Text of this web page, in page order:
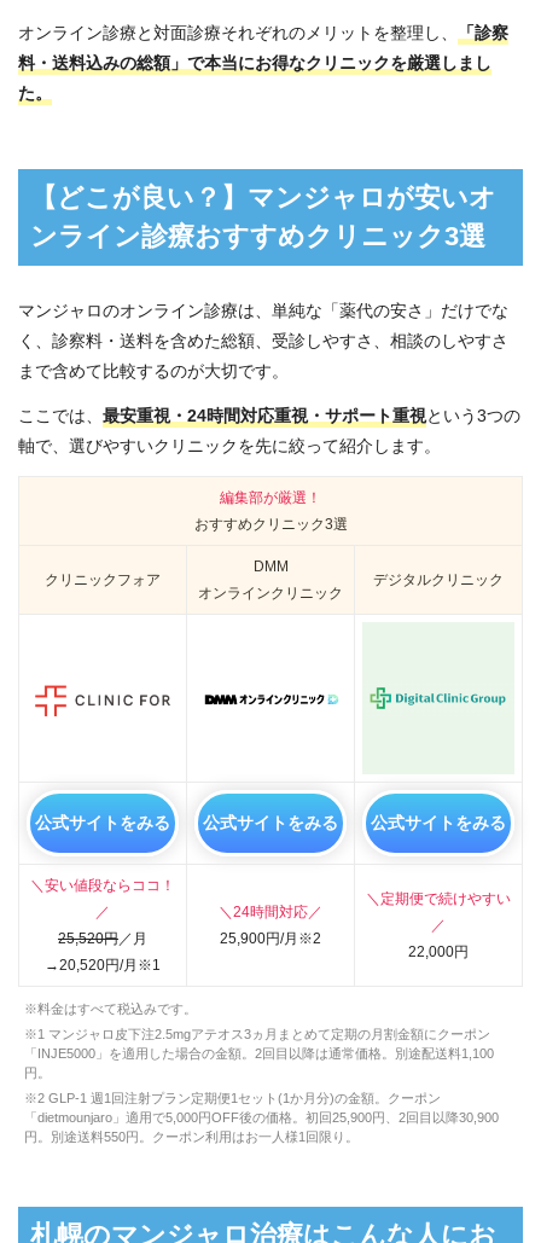
オンライン診療と対面診療それぞれのメリットを整理し、
「診察
料・送料込みの総額」で本当にお得なクリニックを厳選しまし
た。
【どこが良い？】マンジャロが安いオ
ンライン診療おすすめクリニック3選
マンジャロのオンライン診療は、単純な「薬代の安さ」だけでな
く、診察料・送料を含めた総額、受診しやすさ、相談のしやすさ
まで含めて比較するのが大切です。
ここでは、 最安重視・24時間対応重視・サポート重視という3つの
軸で、選びやすいクリニックを先に絞って紹介します。
編集部が厳選！
おすすめクリニック3選
クリニックフォア
DMM
オンラインクリニック
デジタルクリニック
公式サイトをみる 公式サイトをみる 公式サイトをみる
＼安い値段ならココ！
／
25,520円／月
→20,520円/月※1
＼24時間対応／
25,900円/月※2
＼定期便で続けやすい
／
22,000円
※料金はすべて税込みです。
※1 マンジャロ皮下注2.5mgアテオス3ヵ月まとめて定期の月割金額にクーポン
「INJE5000」を適用した場合の金額。2回目以降は通常価格。別途配送料1,100
円。
※2 GLP-1 週1回注射プラン定期便1セット(1か月分)の金額。クーポン
「dietmounjaro」適用で5,000円OFF後の価格。初回25,900円、2回目以降30,900
円。別途送料550円。クーポン利用はお一人様1回限り。
札幌のマンジャロ治療はこんな人にお